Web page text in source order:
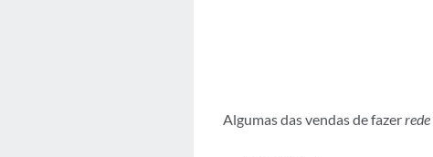
Algumas das vendas de fazerrede